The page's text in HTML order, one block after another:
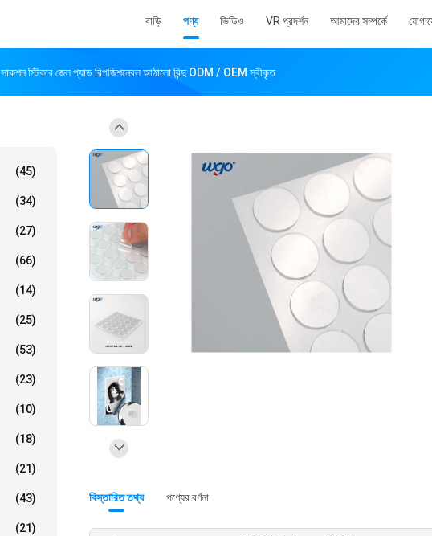
বাড়ি পণ্য ভিডিও VR প্রদর্শন আমাদের সম্পর্কে
সাকশন স্টিকার জেল প্যাড রিপজিশনেবল আঠালো বিন্দু ODM / OEM স্বীকৃত
(45)
(34)
(27)
(66)
(14)
(25)
(53)
(23)
(10)
(18)
(21)
(43)
(21)
বিস্তারিত তথ্য পণ্যের বর্ণনা